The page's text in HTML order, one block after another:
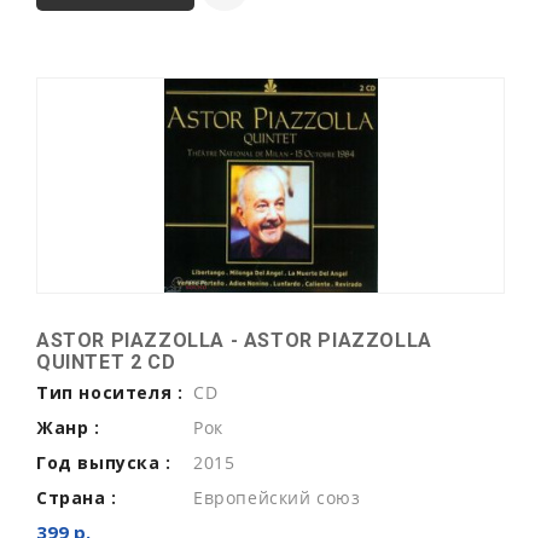
ASTOR PIAZZOLLA - ASTOR PIAZZOLLA
QUINTET 2 CD
Тип носителя : CD
Жанр :
Рок
Год выпуска :
2015
Страна :
Европейский союз
399 р.